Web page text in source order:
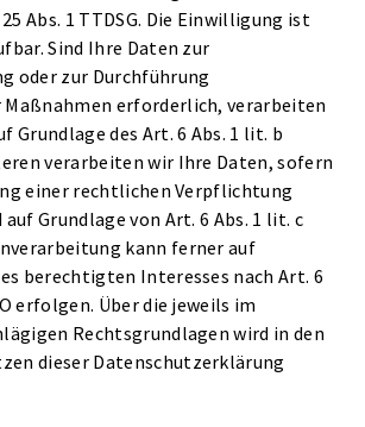
Abs. 1 TTDSG. Die Einwilligung ist
Sind Ihre Daten zur
oder zur Durchführung
erforderlich, verarbeiten
Grundlage des Art. 6 Abs. 1 lit. b
verarbeiten wir Ihre Daten, sofern
einer rechtlichen Verpflichtung
Grundlage von Art. 6 Abs. 1 lit. c
kann ferner auf
berechtigten Interesses nach Art. 6
erfolgen. Über die jeweils im
Rechtsgrundlagen wird in den
dieser Datenschutzerklärung